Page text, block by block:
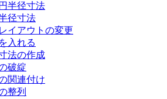
半径寸法
径寸法
イアウトの変更
入れる
法の作成
破綻
関連付け
整列